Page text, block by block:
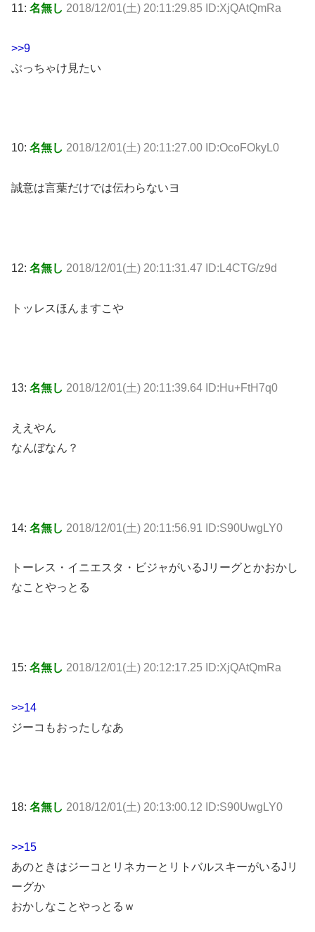
11: 名無し 2018/12/01(土) 20:11:29.85 ID:XjQAtQmRa
>>9
ぶっちゃけ見たい
10: 名無し 2018/12/01(土) 20:11:27.00 ID:OcoFOkyL0
誠意は言葉だけでは伝わらないヨ
12: 名無し 2018/12/01(土) 20:11:31.47 ID:L4CTG/z9d
トッレスほんますこや
13: 名無し 2018/12/01(土) 20:11:39.64 ID:Hu+FtH7q0
ええやん
なんぼなん？
14: 名無し 2018/12/01(土) 20:11:56.91 ID:S90UwgLY0
トーレス・イニエスタ・ビジャがいるJリーグとかおかし
なことやっとる
15: 名無し 2018/12/01(土) 20:12:17.25 ID:XjQAtQmRa
>>14
ジーコもおったしなあ
18: 名無し 2018/12/01(土) 20:13:00.12 ID:S90UwgLY0
>>15
あのときはジーコとリネカーとリトバルスキーがいるJリ
ーグか
おかしなことやっとるｗ